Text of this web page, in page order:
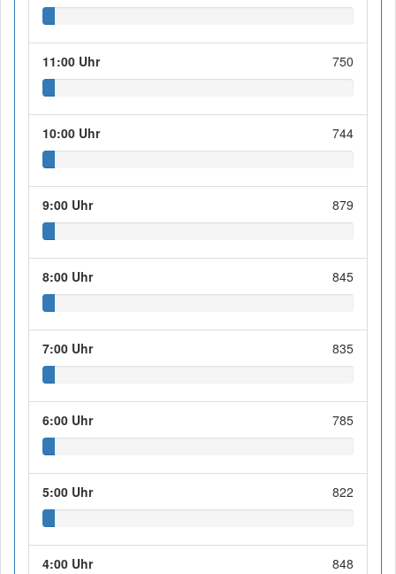
11:00 Uhr 750
10:00 Uhr 744
9:00 Uhr 879
8:00 Uhr 845
7:00 Uhr 835
6:00 Uhr 785
5:00 Uhr 822
4:00 Uhr 848